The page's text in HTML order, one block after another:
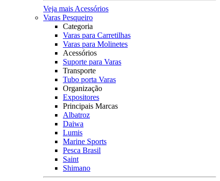
Veja mais Acessórios
Varas Pesqueiro
Categoria
Varas para Carretilhas
Varas para Molinetes
Acessórios
Suporte para Varas
Transporte
Tubo porta Varas
Organização
Expositores
Principais Marcas
Albatroz
Daiwa
Lumis
Marine Sports
Pesca Brasil
Saint
Shimano